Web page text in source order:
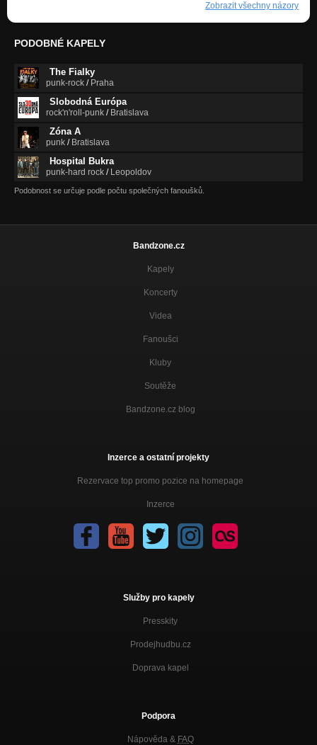
Zobrazit všechny názory
PODOBNÉ KAPELY
The Fialky
punk-rock / Praha
Slobodná Európa
rock'n'roll-punk / Bratislava
Zóna A
punk / Bratislava
Hospital Bukra
punk-hard rock / Leopoldov
Podobnost se určuje podle počtu společných fanoušků.
Bandzone.cz
Kapely
Koncerty
Videa
Fanoušci
Kluby
Soutěže
Bandzone.cz blog
Inzerce a ostatní projekty
Rezervace top promo pozice na homepage
Inzerce
Služby pro kapely
Presskity
Prodejhudbu.cz
Doprava kapel
Podpora
Nápověda & FAQ